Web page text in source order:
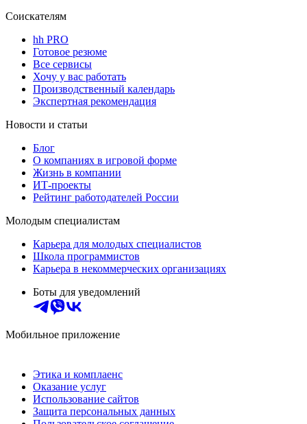
Соискателям
hh PRO
Готовое резюме
Все сервисы
Хочу у вас работать
Производственный календарь
Экспертная рекомендация
Новости и статьи
Блог
О компаниях в игровой форме
Жизнь в компании
ИТ-проекты
Рейтинг работодателей России
Молодым специалистам
Карьера для молодых специалистов
Школа программистов
Карьера в некоммерческих организациях
Боты для уведомлений
Мобильное приложение
Этика и комплаенс
Оказание услуг
Использование сайтов
Защита персональных данных